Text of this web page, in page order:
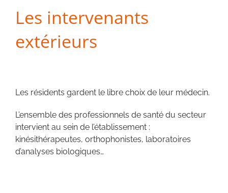
Les intervenants
extérieurs
Les résidents gardent le libre choix de leur médecin.
L’ensemble des professionnels de santé du secteur
intervient au sein de l’établissement :
kinésithérapeutes, orthophonistes, laboratoires
d’analyses biologiques…